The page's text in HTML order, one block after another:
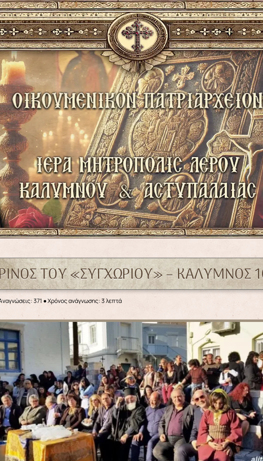
ΤΟΥ «ΣΥΓΧΩΡΙΟΥ» – ΚΑΛΥΜΝΟΣ
371 ● Χρόνος ανάγνωσης: 3 λεπτά